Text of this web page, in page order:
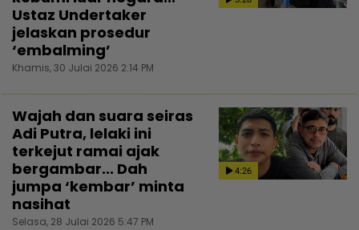
Ustaz Undertaker
jelaskan prosedur
‘embalming’
Khamis, 30 Julai 2026 2:14 PM
4:26
Wajah dan suara seiras
Adi Putra, lelaki ini
terkejut ramai ajak
bergambar... Dah
jumpa ‘kembar’ minta
nasihat
Selasa, 28 Julai 2026 5:47 PM